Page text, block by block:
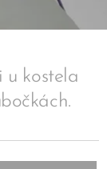
u kostela